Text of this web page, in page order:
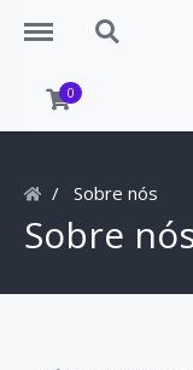
Menu Search
0
Sobre nós
Sobre